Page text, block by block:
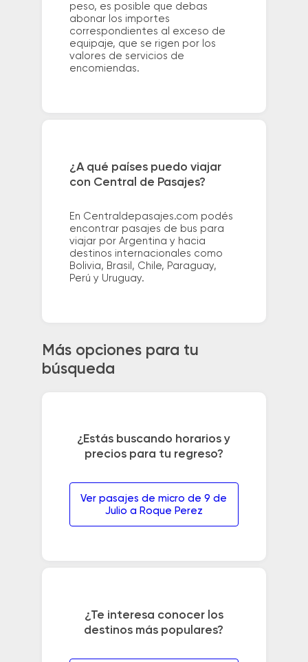
peso, es posible que debas
abonar los importes
correspondientes al exceso de
equipaje, que se rigen por los
valores de servicios de
encomiendas.
¿A qué países puedo viajar
con Central de Pasajes?
En Centraldepasajes.com podés
encontrar pasajes de bus para
viajar por Argentina y hacia
destinos internacionales como
Bolivia, Brasil, Chile, Paraguay,
Perú y Uruguay.
Más opciones para tu
búsqueda
¿Estás buscando horarios y
precios para tu regreso?
Ver pasajes de micro de 9 de
Julio a Roque Perez
¿Te interesa conocer los
destinos más populares?